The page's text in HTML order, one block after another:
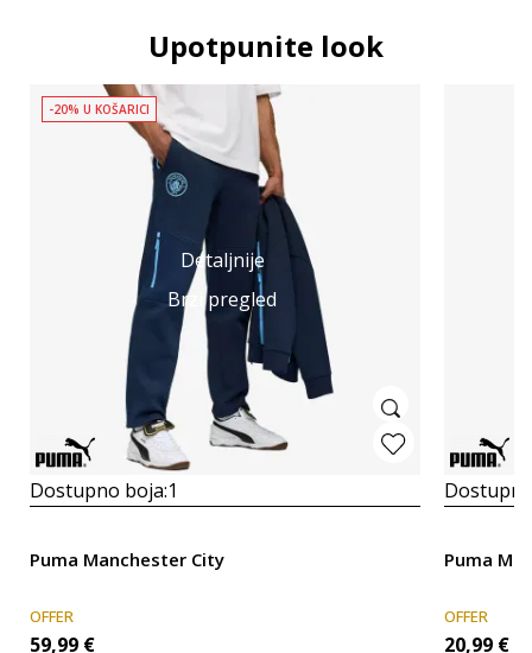
Upotpunite look
Detaljnije
Brzi pregled
-20% U KOŠARICI
Dostupno boja:1
Puma Manchester City
OFFER
59,99 €
Puma
OFFER
20,99 €